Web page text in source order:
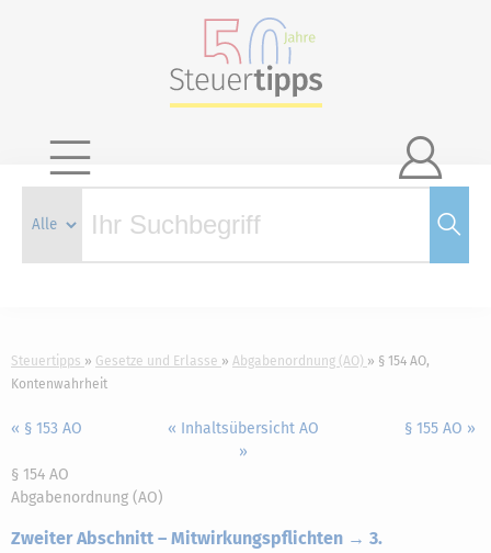

Steuertipps Gesetze und Erlasse Abgabenordnung (AO)
§ 154 AO,
Kontenwahrheit
« § 153 AO
« Inhaltsübersicht AO
»
§ 155 AO »
§ 154 AO
Abgabenordnung (AO)
Zweiter Abschnitt – Mitwirkungspflichten → 3.